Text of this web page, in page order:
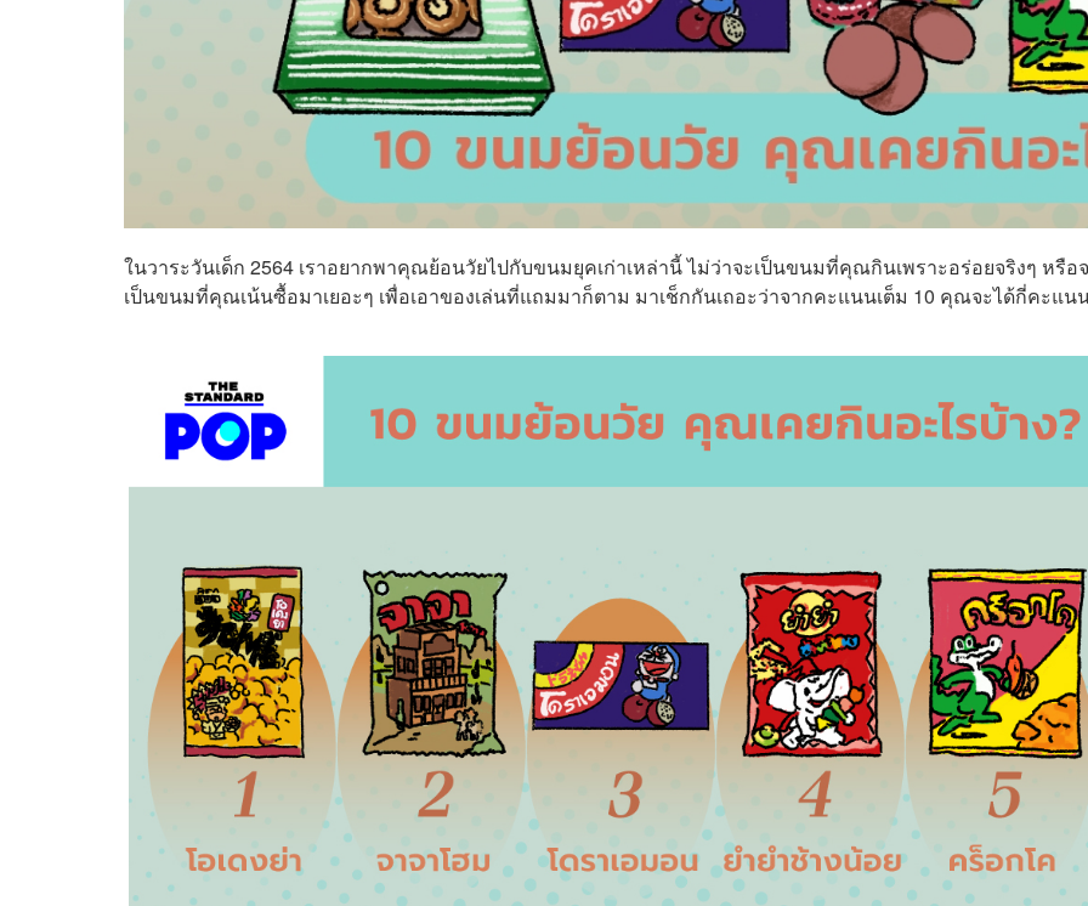
ในวาระวันเด็ก 2564 เราอยากพาคุณย้อนวัยไปกับขนมยุคเก่าเหล่านี้ ไม่ว่าจะเป็นขนมที่คุณกินเพราะอร่อยจริงๆ หรือ
เป็นขนมที่คุณเน้นซื้อมาเยอะๆ เพื่อเอาของเล่นที่แถมมาก็ตาม มาเช็กกันเถอะว่าจากคะแนนเต็ม 10 คุณจะได้กี่คะแน